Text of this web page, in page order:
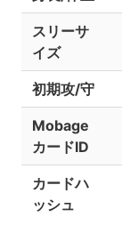
スリーサ
イズ
初期攻/守
Mobage
カードID
カードハ
ッシュ